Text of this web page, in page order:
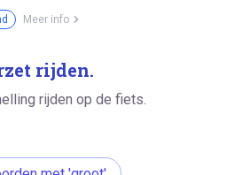
Meer info
rijden.
rijden op de fiets.